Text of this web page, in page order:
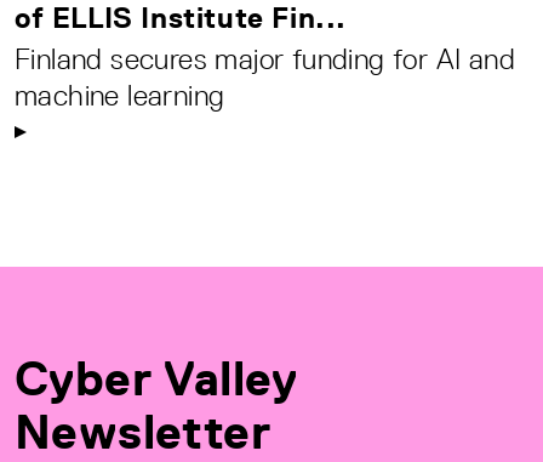
of ELLIS Institute Fin...
Finland secures major funding for AI and
machine learning
Cyber Valley
Newsletter